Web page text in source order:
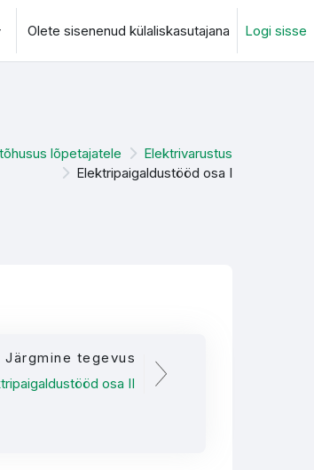
Olete sisenenud külaliskasutajana Logi sisse
lõpetajatele
Elektrivarustus
Elektripaigaldustööd osa I
Järgmine tegevus
osa II